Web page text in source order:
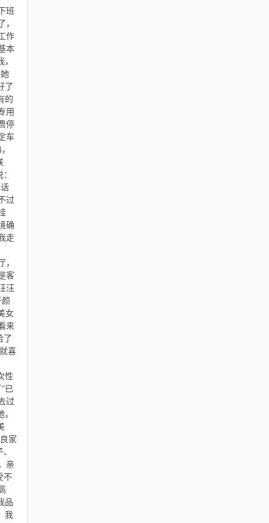
班
作
本
了
的
用
停
车
过
确
走
客
汪
颜
女
来
了
喜
性
已
过
家
亲
不
品
我